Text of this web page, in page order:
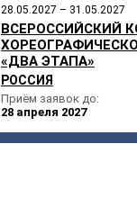
28.05.2027 – 31.05.2027
ВСЕРОССИЙСКИЙ
«ДВА ЭТАПА»
РОССИЯ
Приём заявок до:
28 апреля 2027